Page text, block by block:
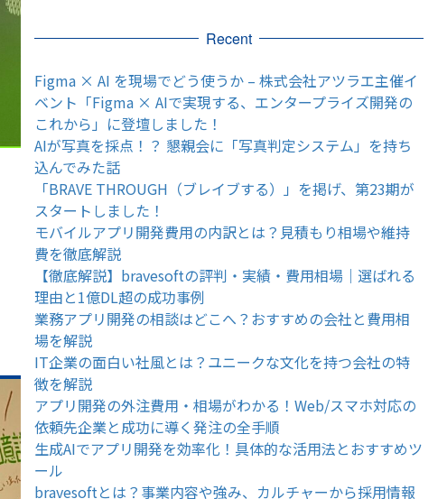
Recent
Figma × AI を現場でどう使うか – 株式会社アツラエ主催イ
ベント「Figma × AIで実現する、エンタープライズ開発の
これから」に登壇しました！
AIが写真を採点！？ 懇親会に「写真判定システム」を持ち
込んでみた話
「BRAVE THROUGH（ブレイブする）」を掲げ、第23期が
スタートしました！
モバイルアプリ開発費用の内訳とは？見積もり相場や維持
費を徹底解説
【徹底解説】bravesoftの評判・実績・費用相場｜選ばれる
理由と1億DL超の成功事例
業務アプリ開発の相談はどこへ？おすすめの会社と費用相
場を解説
IT企業の面白い社風とは？ユニークな文化を持つ会社の特
徴を解説
アプリ開発の外注費用・相場がわかる！Web/スマホ対応の
依頼先企業と成功に導く発注の全手順
生成AIでアプリ開発を効率化！具体的な活用法とおすすめツ
ール
bravesoftとは？事業内容や強み、カルチャーから採用情報